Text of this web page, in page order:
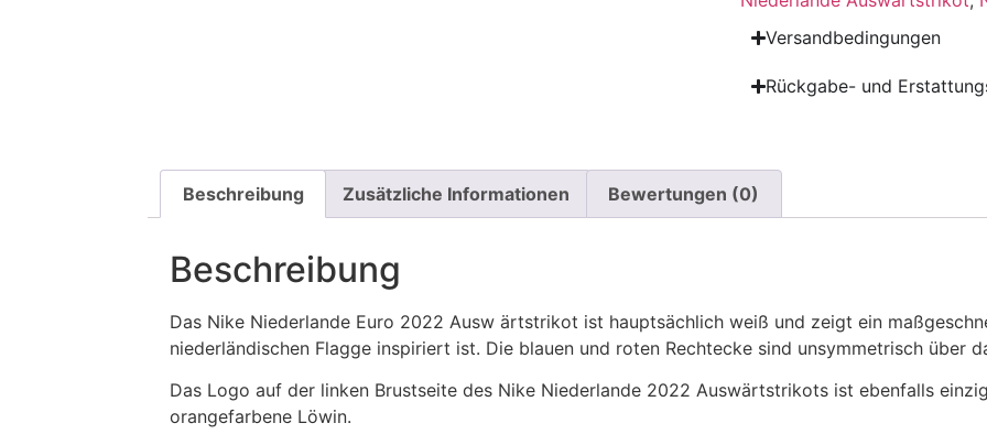
Versandbedingungen
Rückgabe- und
Beschreibung Zusätzliche Informationen Bewertungen (0)
Beschreibung
Das Nike Niederlande Euro 2022 Ausw ärtstrikot ist hauptsächlich weiß und zeigt ein
niederländischen Flagge inspiriert ist. Die blauen und roten Rechtecke sind unsymmetrisch über
Das Logo auf der linken Brustseite des Nike Niederlande 2022 Auswärtstrikots ist ebenfalls
orangefarbene Löwin.